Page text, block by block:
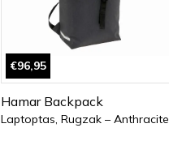
€96,95
Hamar Backpack
Laptoptas, Rugzak – Anthracite